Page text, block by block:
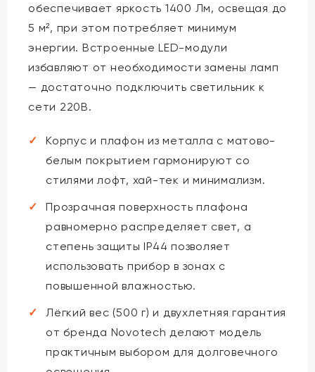
обеспечивает яркость 1400 Лм, освещая до
5 м², при этом потребляет минимум
энергии. Встроенные LED-модули
избавляют от необходимости замены ламп
— достаточно подключить светильник к
сети 220В.
Корпус и плафон из металла с матово-
белым покрытием гармонируют со
стилями лофт, хай-тек и минимализм.
Прозрачная поверхность плафона
равномерно распределяет свет, а
степень защиты IP44 позволяет
использовать прибор в зонах с
повышенной влажностью.
Лёгкий вес (500 г) и двухлетняя гарантия
от бренда Novotech делают модель
практичным выбором для долговечного